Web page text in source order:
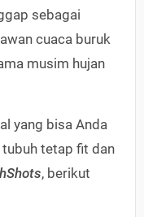
sebagai
cuaca buruk
musim hujan
yang bisa Anda
tetap fit dan
, berikut